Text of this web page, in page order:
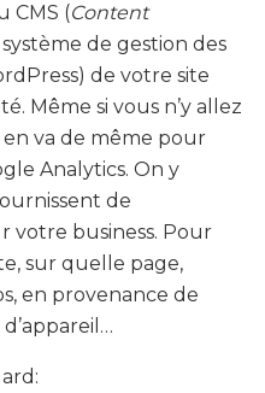
CMS (Content
de gestion des
de votre site
Même si vous n’y allez
en va de même pour
Analytics. On y
de
votre business. Pour
sur quelle page,
en provenance de